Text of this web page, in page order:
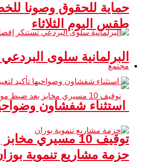
طقس اليوم الثلاثاء
مجتمع
توقيف 10 مسيري مخابز بعد ضبط مواد غذائية غير صالحة للاستهلاك
حماية للحقوق وصونا
البرلمانية سلوى
استثناء شفشاون
حزمة مشاريع تنموية